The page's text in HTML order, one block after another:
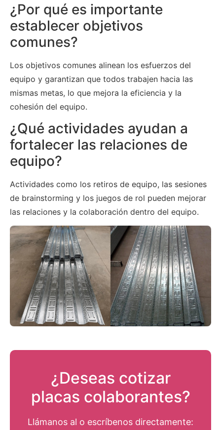
¿Por qué es importante
establecer objetivos
comunes?
Los objetivos comunes alinean los esfuerzos del
equipo y garantizan que todos trabajen hacia las
mismas metas, lo que mejora la eficiencia y la
cohesión del equipo.
¿Qué actividades ayudan a
fortalecer las relaciones de
equipo?
Actividades como los retiros de equipo, las sesiones
de brainstorming y los juegos de rol pueden mejorar
las relaciones y la colaboración dentro del equipo.
¿Deseas cotizar
placas colaborantes?
Llámanos al o escríbenos directamente: